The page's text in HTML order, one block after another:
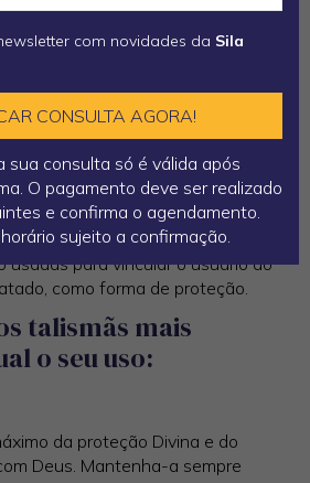
usados junto ao corpo, como
por exemplo.
de proteção para quem os usa, e o
místico estão ligados com a sua
exemplo, uma medalha de chapa
com símbolos gravados, que
ao redor do pescoço.
ou medalhões representam
usadas para vincular o usuário ao
como forma de proteção.
talismãs mais
o seu uso:
da proteção Divina e do
Deus. Mantenha-a sempre
com novidades da Sila
CONSULTA AGORA!
sua consulta só é válida após
O pagamento deve ser realizado
e confirma o agendamento.
sujeito a confirmação.